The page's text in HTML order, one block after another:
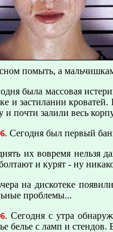
помыть, а
была массовая
и застилании
и почти залили весь
Сегодня был первый
их вовpемя нельзя
и курят - ну
на дискотеке
проблемы...
Сегодня с утра
белье с ламп и стендов.